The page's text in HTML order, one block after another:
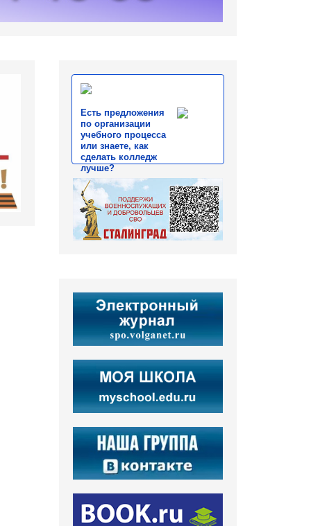
Есть предложения
по организации
учебного процесса
или знаете, как
сделать колледж
лучше?